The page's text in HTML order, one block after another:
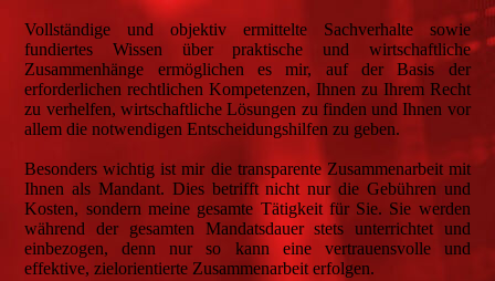
Vollständige und objektiv ermittelte Sachverhalte sowie
fundiertes Wissen über praktische und wirtschaftliche
Zusammenhänge ermöglichen es mir, auf der Basis der
erforderlichen rechtlichen Kompetenzen, Ihnen zu Ihrem Recht
zu verhelfen, wirtschaftliche Lösungen zu finden und Ihnen vor
allem die notwendigen Entscheidungshilfen zu geben.
Besonders wichtig ist mir die transparente Zusammenarbeit mit
Ihnen als Mandant. Dies betrifft nicht nur die Gebühren und
Kosten, sondern meine gesamte Tätigkeit für Sie. Sie werden
während der gesamten Mandatsdauer stets unterrichtet und
einbezogen, denn nur so kann eine vertrauensvolle und
effektive, zielorientierte Zusammenarbeit erfolgen.